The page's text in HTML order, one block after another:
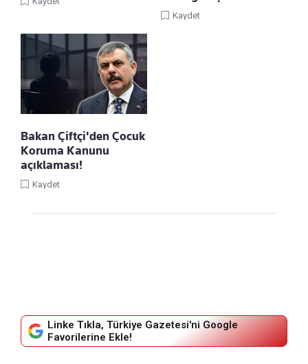
Kaydet
Bakan Çiftçi'den Çocuk
Koruma Kanunu
açıklaması!
Kaydet
Linke Tıkla, Türkiye Gazetesi'ni Google
Favorilerine Ekle!